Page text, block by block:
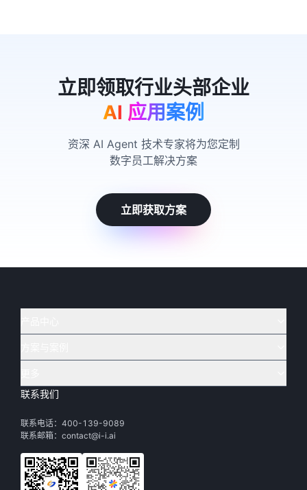
AI 应用案例
资深 AI Agent 技术专家将为您定制
数字员工解决方案
立即获取方案
IDP 文档审阅 实在 RPA 机器人
实在 RPA 控制器
电商
政府
教育
财务
下载体验
实在学院
实在社区
渠道加盟
关于实在
联系我们
联系电话：400-139-9089
联系邮箱：contact@i-i.ai